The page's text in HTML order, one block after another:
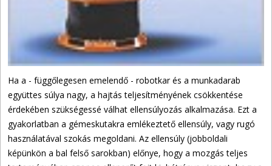
Ha a - függőlegesen emelendő - robotkar és a munkadarab
együttes súlya nagy, a hajtás teljesítményének csökkentése
érdekében szükségessé válhat ellensúlyozás alkalmazása. Ezt a
gyakorlatban a gémeskutakra emlékeztető ellensúly, vagy rugó
használatával szokás megoldani. Az ellensúly (jobboldali
képünkön a bal felső sarokban) előnye, hogy a mozgás teljes